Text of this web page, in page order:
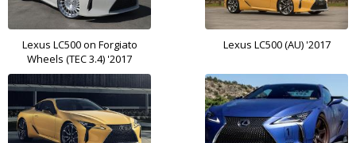
Lexus LC500 on Forgiato
Wheels (TEC 3.4) '2017
Lexus LC500 (AU) '2017